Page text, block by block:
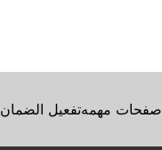
تفعيل الضمانصفحات مهمه